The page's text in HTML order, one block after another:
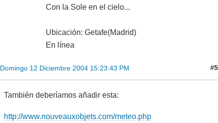
Con la Sole en el cielo...
Ubicación: Getafe(Madrid)
En línea
Domingo 12 Diciembre 2004 15:23:43 PM #5
También deberíamos añadir esta:
http://www.nouveauxobjets.com/meteo.php